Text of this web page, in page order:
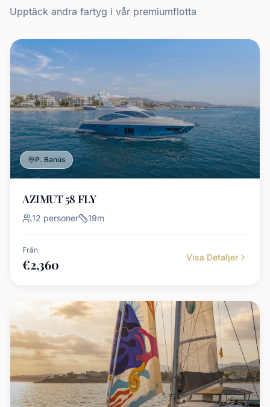
Upptäck andra fartyg i vår premiumflotta
P. Banús
AZIMUT 58 FLY
12 personer 19m
Från
€2,360 Visa Detaljer